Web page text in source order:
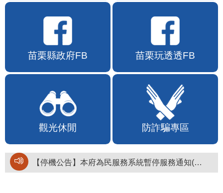
苗栗縣政府FB 苗栗玩透透FB
觀光休閒 防詐騙專區
【停機公告】本府為民服務系統暫停服務通知(停止服務時間：115年8月6日17時至19時)